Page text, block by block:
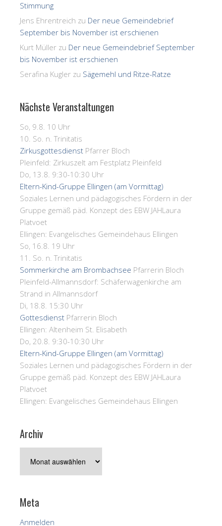
Stimmung
Jens Ehrentreich zu Der neue Gemeindebrief
September bis November ist erschienen
Kurt Müller zu Der neue Gemeindebrief September
bis November ist erschienen
Serafina Kugler zu Sägemehl und Ritze-Ratze
Nächste Veranstaltungen
So, 9.8. 10 Uhr
10. So. n. Trinitatis
Zirkusgottesdienst Pfarrer Bloch
Pleinfeld: Zirkuszelt am Festplatz Pleinfeld
Do, 13.8. 9:30-10:30 Uhr
Eltern-Kind-Gruppe Ellingen (am Vormittag)
Soziales Lernen und pädagogisches Fördern in der
Gruppe gemäß päd. Konzept des EBW JAHLaura
Platvoet
Ellingen: Evangelisches Gemeindehaus Ellingen
So, 16.8. 19 Uhr
11. So. n. Trinitatis
Sommerkirche am Brombachsee Pfarrerin Bloch
Pleinfeld-Allmannsdorf: Schäferwagenkirche am
Strand in Allmannsdorf
Di, 18.8. 15:30 Uhr
Gottesdienst Pfarrerin Bloch
Ellingen: Altenheim St. Elisabeth
Do, 20.8. 9:30-10:30 Uhr
Eltern-Kind-Gruppe Ellingen (am Vormittag)
Soziales Lernen und pädagogisches Fördern in der
Gruppe gemäß päd. Konzept des EBW JAHLaura
Platvoet
Ellingen: Evangelisches Gemeindehaus Ellingen
Archiv
Meta
Anmelden